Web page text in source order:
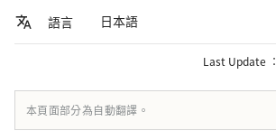
語言 日本語
Last Update ：
本頁面部分為自動翻譯。